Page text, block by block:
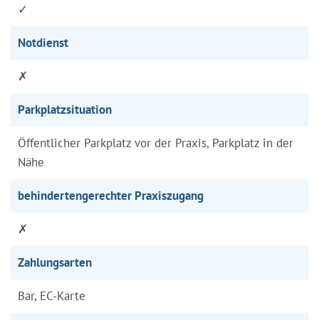
✓
Notdienst
✗
Parkplatzsituation
Öffentlicher Parkplatz vor der Praxis, Parkplatz in der
Nähe
behindertengerechter Praxiszugang
✗
Zahlungsarten
Bar, EC-Karte